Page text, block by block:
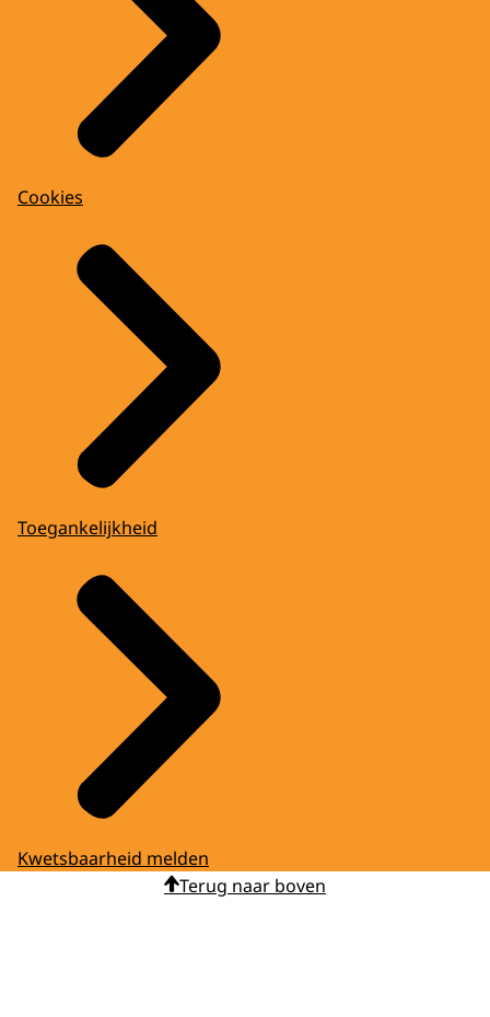
Cookies
Toegankelijkheid
Kwetsbaarheid melden
Terug naar boven